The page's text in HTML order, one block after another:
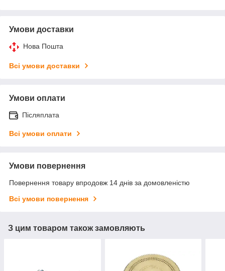
Умови доставки
Нова Пошта
Всі умови доставки
Умови оплати
Післяплата
Всі умови оплати
Умови повернення
Повернення товару впродовж 14 днів за домовленістю
Всі умови повернення
З цим товаром також замовляють